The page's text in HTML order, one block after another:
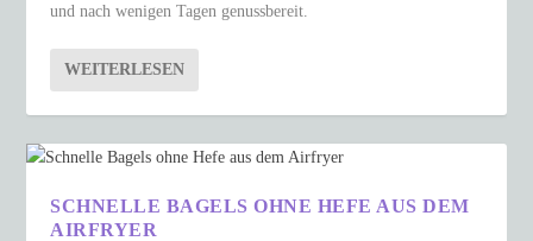
und nach wenigen Tagen genussbereit.
WEITERLESEN
SCHNELLE BAGELS OHNE HEFE AUS DEM
AIRFRYER